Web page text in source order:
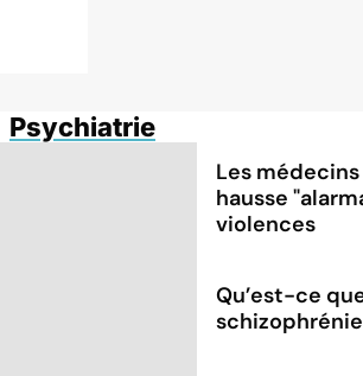
Psychiatrie
Les
hausse
violences
Qu’est-ce